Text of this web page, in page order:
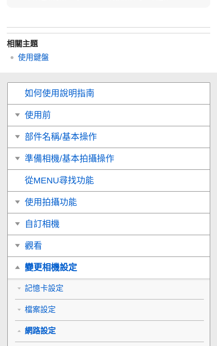
相關主題
使用鍵盤
如何使用說明指南
使用前
部件名稱/基本操作
準備相機/基本拍攝操作
從MENU尋找功能
使用拍攝功能
自訂相機
觀看
變更相機設定
記憶卡設定
檔案設定
網路設定